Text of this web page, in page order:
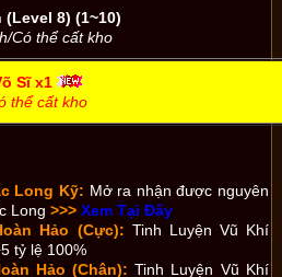
(Level 8)(1~10)
Có thể cất kho
Sĩ x1
thể cất kho
Long Kỹ: Mở ra nhận được nguyên
Long >>>Xem Tại Đây
Hảo (Cực): Tinh Luyện Vũ Khí
tỷ lệ 100%
Hảo (Chân): Tinh Luyện Vũ Khí